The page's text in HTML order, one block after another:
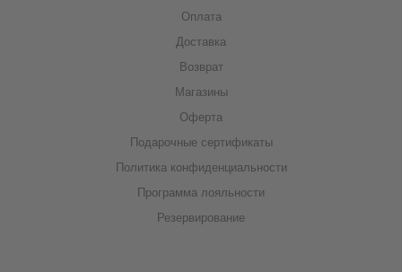
Оплата
Доставка
Возврат
Магазины
Оферта
Подарочные сертификаты
Политика конфиденциальности
Программа лояльности
Резервирование